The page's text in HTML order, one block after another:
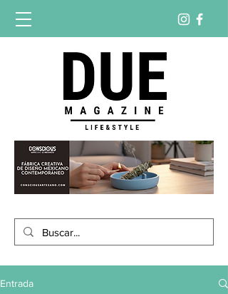
Entrada